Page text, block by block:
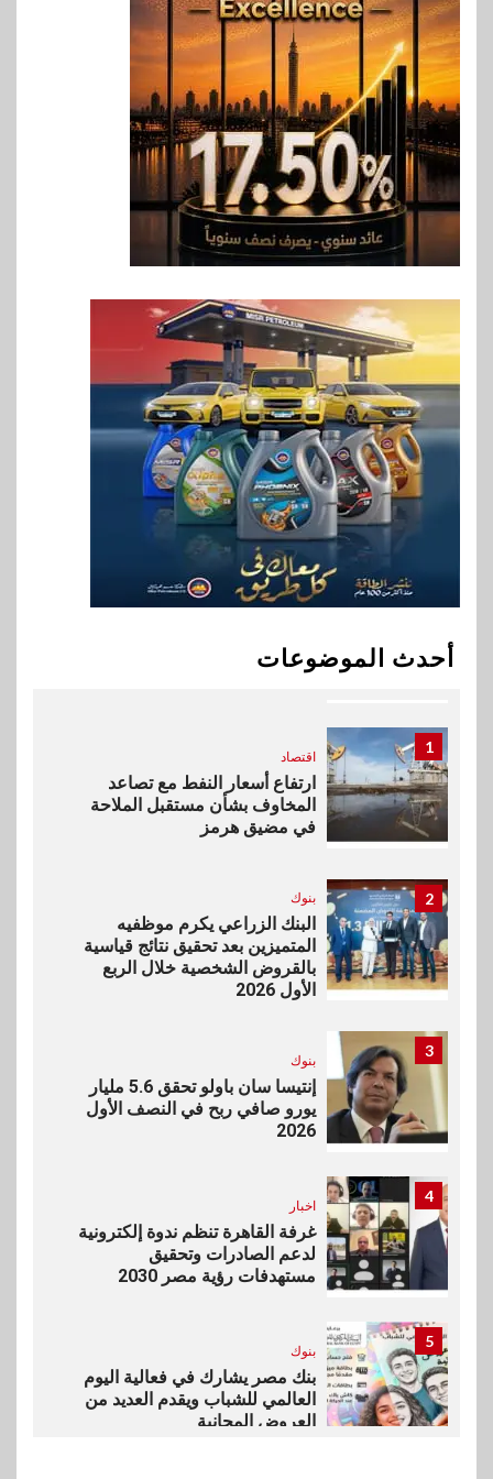
أحدث الموضوعات
بنوك
بنك QNB مصر يعزز جاهزية
المشروعات الصغيرة والمتوسطة
للنمو والتوسع
7 اخبار
فيكسد مصر و”حلول” تتشاركان
في تطوير أول منصة للسياحة
الصحية في مصر والشرق الأوسط
وأفريقيا Tour4Cure
8
سوق وصلة
هواوي: هاتف nova 15
Max بطارية ضخمة وتصميم متين
جهازًا مثاليًا للشباب
9 اقتصاد
إي اف چي فاينانس تستعرض
خطط نمو «بلد» لتعزيز حضورها
في سوق تحويلات المصريين
بالخارج
بيان توضيحي صادر عن شركة
ناتجاس
1
اقتصاد
ارتفاع أسعار النفط مع تصاعد
المخاوف بشأن مستقبل الملاحة
في مضيق هرمز
2 بنوك
البنك الزراعي يكرم موظفيه
المتميزين بعد تحقيق نتائج قياسية
بالقروض الشخصية خلال الربع
الأول 2026
3
بنوك
إنتيسا سان باولو تحقق 5.6 مليار
يورو صافي ربح في النصف الأول
2026
4
اخبار
غرفة القاهرة تنظم ندوة إلكترونية
لدعم الصادرات وتحقيق
مستهدفات رؤية مصر 2030
5
بنوك
بنك مصر يشارك في فعالية اليوم
العالمي للشباب ويقدم العديد من
العروض المجانية